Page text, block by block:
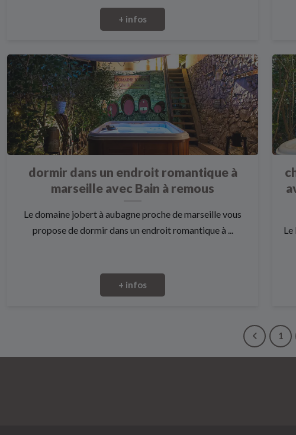
+ infos
dormir dans un endroit romantique à
marseille avec Bain à remous
Le domaine jobert à aubagne proche de marseille vous
propose de dormir dans un endroit romantique à ...
+ infos
Le
1